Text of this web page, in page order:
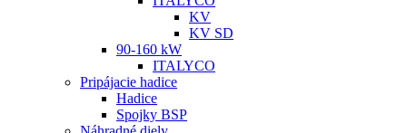
KV
KV SD
90-160 kW
ITALYCO
Pripájacie hadice
Hadice
Spojky BSP